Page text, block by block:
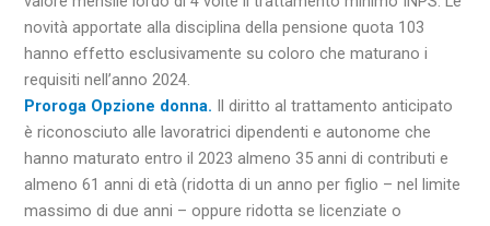
novità apportate alla disciplina della pensione quota 103
hanno effetto esclusivamente su coloro che maturano i
requisiti nell’anno 2024.
Proroga Opzione donna. Il diritto al trattamento anticipato
è riconosciuto alle lavoratrici dipendenti e autonome che
hanno maturato entro il 2023 almeno 35 anni di contributi e
almeno 61 anni di età (ridotta di un anno per figlio – nel limite
massimo di due anni – oppure ridotta se licenziate o